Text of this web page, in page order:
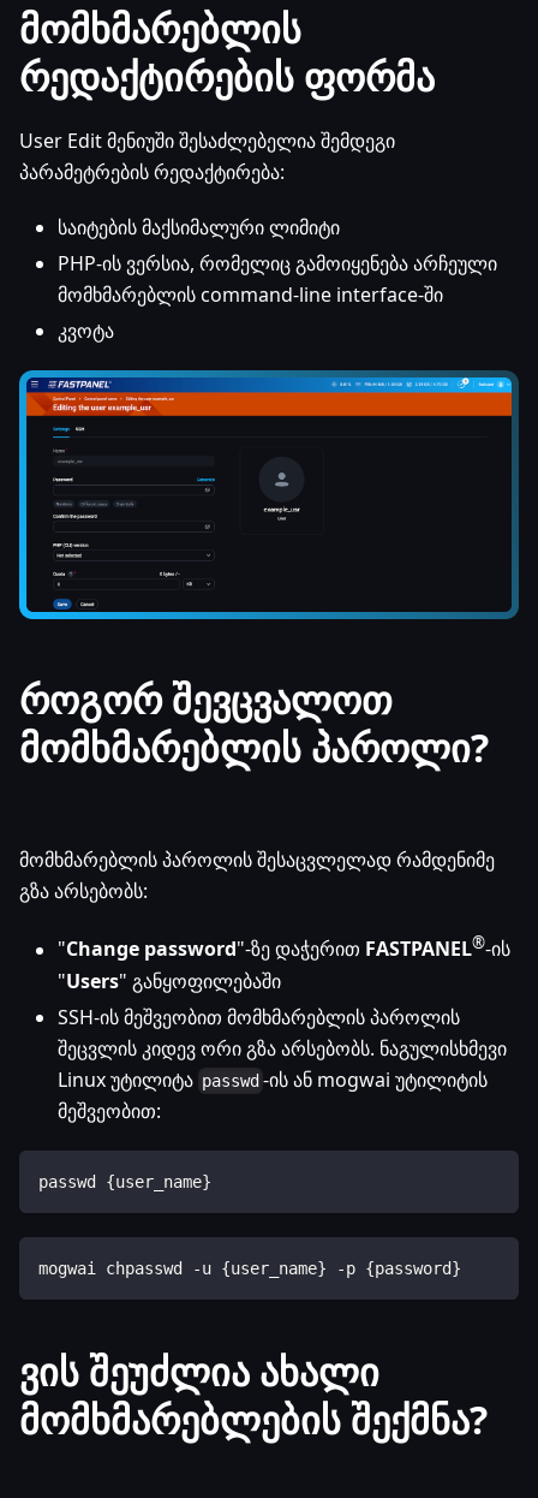
მომხმარებლის
რედაქტირების ფორმა
User Edit მენიუში შესაძლებელია შემდეგი
პარამეტრების რედაქტირება:
საიტების მაქსიმალური ლიმიტი
PHP-ის ვერსია, რომელიც გამოიყენება არჩეული
მომხმარებლის command-line interface-ში
კვოტა
როგორ შევცვალოთ
მომხმარებლის პაროლი?
მომხმარებლის პაროლის შესაცვლელად რამდენიმე
გზა არსებობს:
"Change password"-ზე დაჭერით FASTPANEL®-ის
"Users" განყოფილებაში
SSH-ის მეშვეობით მომხმარებლის პაროლის
შეცვლის კიდევ ორი გზა არსებობს. ნაგულისხმევი
Linux უტილიტა passwd -ის ან mogwai უტილიტის
მეშვეობით:
passwd {user_name}
mogwai chpasswd -u {user_name} -p {password}
ვის შეუძლია ახალი
მომხმარებლების შექმნა?